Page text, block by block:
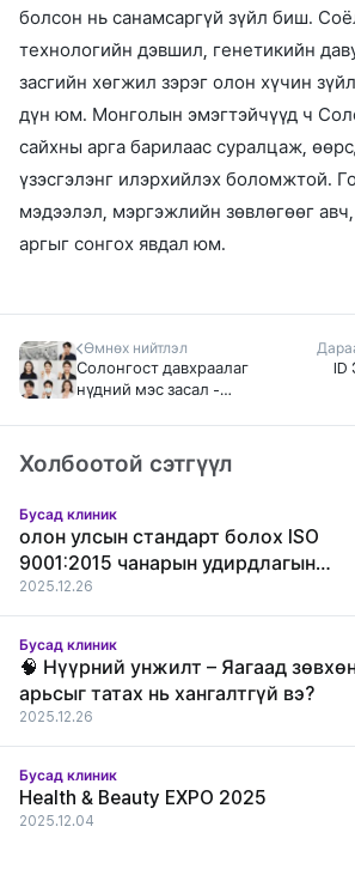
болсон нь санамсаргүй зүйл биш.
технологийн дэвшил, генетикийн
засгийн хөгжил зэрэг олон хүчин
дүн юм. Монголын эмэгтэйчүүд ч
сайхны арга барилаас суралцаж,
үзэсгэлэнг илэрхийлэх боломжтой.
мэдээлэл, мэргэжлийн зөвлөгөөг
аргыг сонгох явдал юм.
Өмнөх нийтлэл
Солонгост давхраалаг
нүдний мэс засал -
гарын авлага 2025
ID
Холбоотой сэтгүүл
Бусад клиник
олон улсын стандарт болох ISO
9001:2015 чанарын удирдлагын
тогтолцооны гэрчилгээг
хүлээн авлаа.
2025.12.26
Бусад клиник
🧠 Нүүрний унжилт – Яагаад
арьсыг татах нь хангалтгүй вэ?
2025.12.26
Бусад клиник
Health & Beauty EXPO 2025
2025.12.04